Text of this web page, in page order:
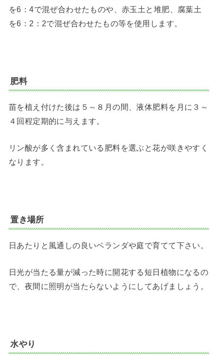
を6：4で混ぜ合わせたものや、赤玉土と堆肥、腐葉土
を6：2：2で混ぜ合わせたもの等を使用します。
肥料
苗を植え付けた後は５～８月の間、液体肥料を月に３～
４回程定期的に与えます。
リン酸が多く含まれている肥料を選ぶと花が咲きやすく
なります。
置き場所
日あたりと風通しの良いベランダや庭で育てて下さい。
日光が当たる量が減った時に開花する短日植物になるの
で、夜間に照明が当たらないようにしてあげましょう。
水やり